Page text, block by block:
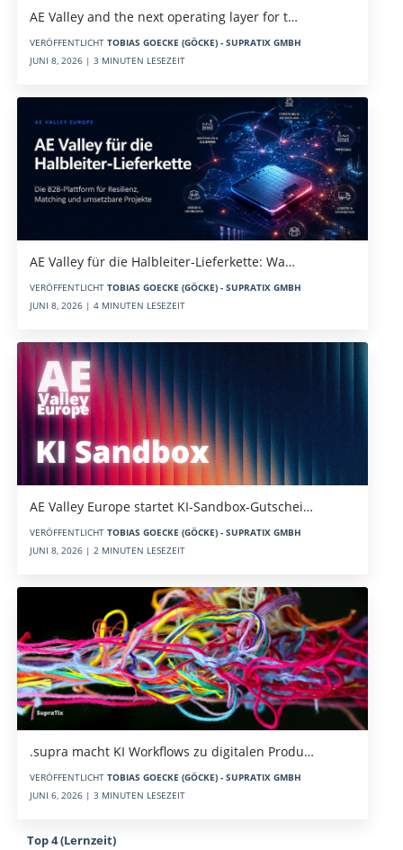
AE Valley and the next operating layer for t…
VERÖFFENTLICHT TOBIAS GOECKE (GÖCKE) - SUPRATIX GMBH
JUNI 8, 2026 | 3 MINUTEN LESEZEIT
AE Valley für die Halbleiter-Lieferkette: Wa…
VERÖFFENTLICHT TOBIAS GOECKE (GÖCKE) - SUPRATIX GMBH
JUNI 8, 2026 | 4 MINUTEN LESEZEIT
AE Valley Europe startet KI-Sandbox-Gutschei…
VERÖFFENTLICHT TOBIAS GOECKE (GÖCKE) - SUPRATIX GMBH
JUNI 8, 2026 | 2 MINUTEN LESEZEIT
.supra macht KI Workflows zu digitalen Produ…
VERÖFFENTLICHT TOBIAS GOECKE (GÖCKE) - SUPRATIX GMBH
JUNI 6, 2026 | 3 MINUTEN LESEZEIT
Top 4 (Lernzeit)